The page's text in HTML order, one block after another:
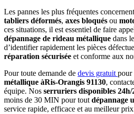
Les pannes les plus fréquentes
tabliers déformés, axes bloqués ou
ces situations, il est essentiel de faire
dépannage de rideau métallique dans
d’identifier rapidement les pièces
réparation sécurisée et conforme aux
Pour toute demande de devis gratuitpour
métallique àRis-Orangis 91130,
équipe. Nos serruriers disponibles 24h/
moins de 30 MIN pour toutdépannage
service rapide, efficace et au meilleur